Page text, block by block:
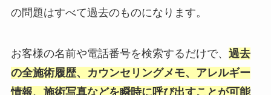
の問題はすべて過去のものになります。
お客様の名前や電話番号を検索するだけで、 過去
の全施術履歴、カウンセリングメモ、アレルギー
情報、施術写真などを瞬時に呼び出すことが可能